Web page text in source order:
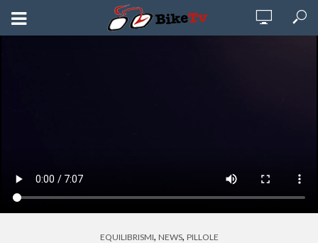
EQUILIBRISMI, NEWS, PILLOLE